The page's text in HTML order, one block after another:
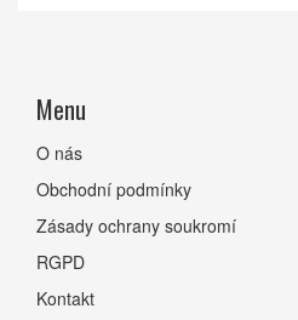
Menu
O nás
Obchodní podmínky
Zásady ochrany soukromí
RGPD
Kontakt